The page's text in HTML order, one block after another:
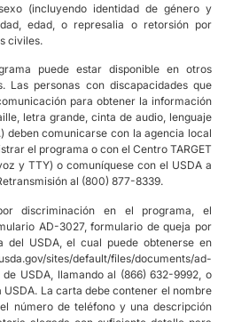
(incluyendo identidad de género y
edad, o represalia o retorsión por
civiles.
puede estar disponible en otros
Las personas con discapacidades que
para obtener la información
letra grande, cinta de audio, lenguaje
deben comunicarse con la agencia local
el programa o con el Centro TARGET
y TTY) o comuníquese con el USDA a
al (800) 877-8339.
discriminación en el programa, el
AD-3027, formulario de queja por
del USDA, el cual puede obtenerse en
sites/default/files/documents/ad-
USDA, llamando al (866) 632-9992, o
La carta debe contener el nombre
número de teléfono y una descripción